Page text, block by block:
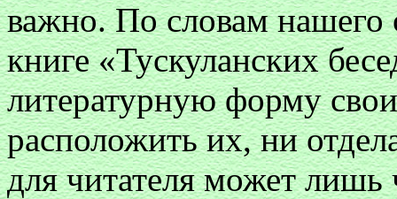
важно. По словам нашего
книге «Тускуланских
литературную форму
расположить их, ни
для читателя может лишь